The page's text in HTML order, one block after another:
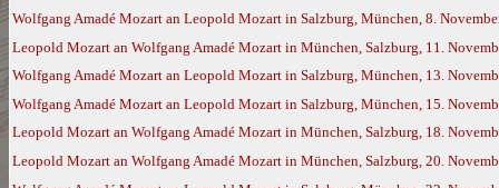
Wolfgang Amadé Mozart an Leopold Mozart in Salzburg, München, 8.
Leopold Mozart an Wolfgang Amadé Mozart in München, Salzburg, 11.
Wolfgang Amadé Mozart an Leopold Mozart in Salzburg, München, 13.
Wolfgang Amadé Mozart an Leopold Mozart in Salzburg, München, 15.
Leopold Mozart an Wolfgang Amadé Mozart in München, Salzburg, 18.
Leopold Mozart an Wolfgang Amadé Mozart in München, Salzburg, 20.